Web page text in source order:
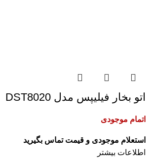
اتو بخار فیلیپس مدل DST8020
اتمام موجودی
اطلاعات بیشتر